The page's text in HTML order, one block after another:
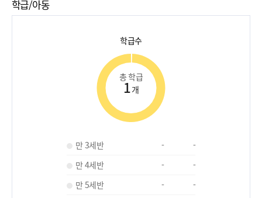
학급/아동
학급수
총 학급
1개
만 3세반 -
-
만 4세반
-
-
만 5세반
-
-